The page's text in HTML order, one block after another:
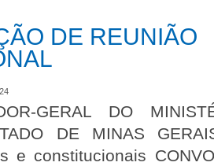
DE REUNIÃO
GERAL DO
DE MINAS
e constitucionais